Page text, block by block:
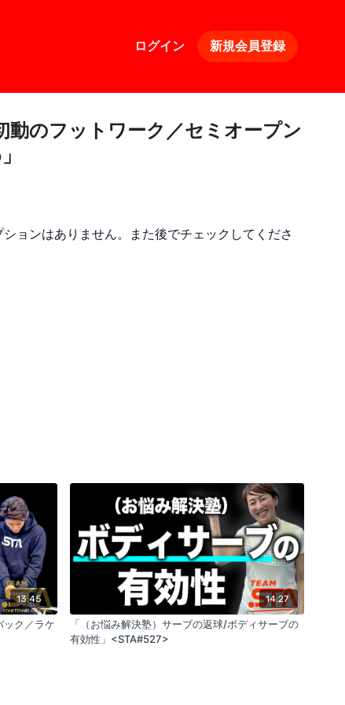
ログイン 新規会員登録
動のフットワーク／セミオープン
ョンはありません。また後でチェックしてくださ
13:45
ク／ラケ
14:27
「（お悩み解決塾）サーブの返球/ボディサーブの
有効性」<STA#527>